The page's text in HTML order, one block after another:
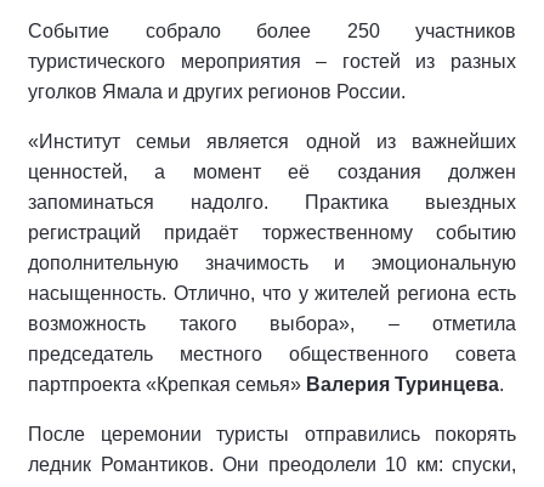
Событие собрало более 250 участников
туристического мероприятия – гостей из разных
уголков Ямала и других регионов России.
«Институт семьи является одной из важнейших
ценностей, а момент её создания должен
запоминаться надолго. Практика выездных
регистраций придаёт торжественному событию
дополнительную значимость и эмоциональную
насыщенность. Отлично, что у жителей региона есть
возможность такого выбора», – отметила
председатель местного общественного совета
партпроекта «Крепкая семья» Валерия Туринцева.
После церемонии туристы отправились покорять
ледник Романтиков. Они преодолели 10 км: спуски,